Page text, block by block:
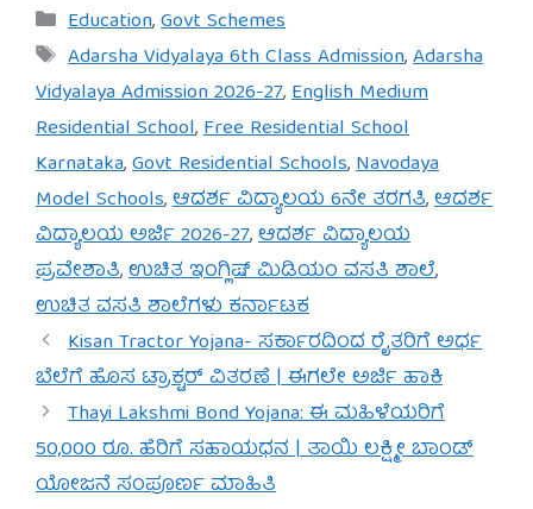
Categories
Education,Govt Schemes
Tags
Adarsha Vidyalaya 6th Class Admission,Adarsha
Vidyalaya Admission 2026-27,English Medium
Residential School,Free Residential School
Karnataka,Govt Residential Schools,Navodaya
Model Schools,ಆದರ್ಶ ವಿದ್ಯಾಲಯ 6ನೇ ತರಗತಿ,ಆದರ್ಶ
ವಿದ್ಯಾಲಯ ಅರ್ಜಿ 2026-27,ಆದರ್ಶ ವಿದ್ಯಾಲಯ
ಪ್ರವೇಶಾತಿ,ಉಚಿತ ಇಂಗ್ಲಿಷ್ ಮಿಡಿಯಂ ವಸತಿ ಶಾಲೆ,
ಉಚಿತ ವಸತಿ ಶಾಲೆಗಳು ಕರ್ನಾಟಕ
Kisan Tractor Yojana- ಸರ್ಕಾರದಿಂದ ರೈತರಿಗೆ ಅರ್ಧ
ಬೆಲೆಗೆ ಹೊಸ ಟ್ರಾಕ್ಟರ್ ವಿತರಣೆ | ಈಗಲೇ ಅರ್ಜಿ ಹಾಕಿ
Thayi Lakshmi Bond Yojana: ಈ ಮಹಿಳೆಯರಿಗೆ
50,000 ರೂ. ಹೆರಿಗೆ ಸಹಾಯಧನ | ತಾಯಿ ಲಕ್ಷ್ಮೀ ಬಾಂಡ್
ಯೋಜನೆ ಸಂಪೂರ್ಣ ಮಾಹಿತಿ